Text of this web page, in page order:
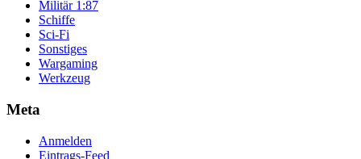
Militär 1:87
Schiffe
Sci-Fi
Sonstiges
Wargaming
Werkzeug
Meta
Anmelden
Eintrags-Feed